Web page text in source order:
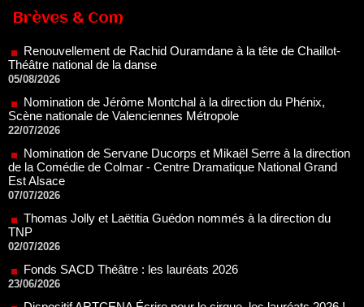
Brèves & Com
Théâtre national de la danse
05/08/2026
Nomination de Jérôme Montchal à la direction du Phénix,
Scène nationale de Valenciennes Métropole
22/07/2026
Nomination de Servane Ducorps et Mikaël Serre à la direction
de la Comédie de Colmar - Centre Dramatique National Grand
Est Alsace
Thomas Jolly et Laëtitia Guédon nommés à la direction du
TNP
02/07/2026
Fonds SACD Théâtre : les lauréats 2026
23/06/2026
Dispositif ARTCENA Écrire pour le cirque, les lauréats 2026 !
20/06/2026
Le palmarès des prix SACD 2026
18/06/2026